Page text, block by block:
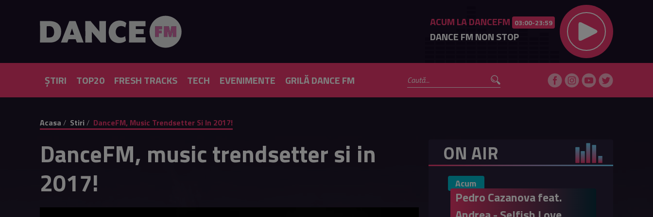
ACUM LA DANCEFM 03:00-23:59
DANCE FM NON STOP
ȘTIRI TOP20 FRESH TRACKS TECH EVENIMENTE GRILĂ DANCE FM
Acasa Stiri DanceFM, Music Trendsetter Si In 2017!
DanceFM, music trendsetter si in
2017!
ON AIR
Acum
Pedro Cazanova feat.